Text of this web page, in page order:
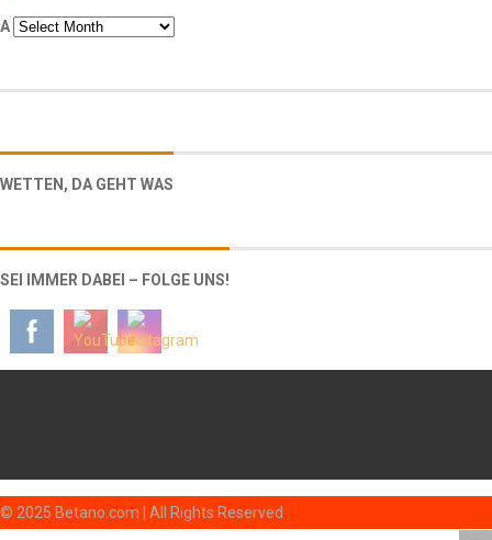
Α
WETTEN, DA GEHT WAS
SEI IMMER DABEI – FOLGE UNS!
© 2025 Betano.com | All Rights Reserved